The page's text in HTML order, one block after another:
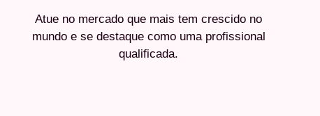
Atue no mercado que mais tem crescido no
mundo e se destaque como uma profissional
qualificada.